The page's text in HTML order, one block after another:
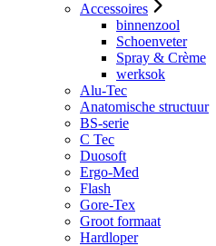
Accessoires
binnenzool
Schoenveter
Spray & Crème
werksok
Alu-Tec
Anatomische structuur
BS-serie
C Tec
Duosoft
Ergo-Med
Flash
Gore-Tex
Groot formaat
Hardloper